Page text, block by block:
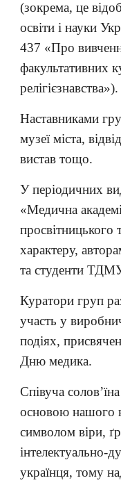
(зокрема, це
освіти і науки
437 «Про
факультативних
релігієзнавства»).
Наставниками
музеї міста,
вистав тощо.
У періодичних
«Медична
просвітницького
характеру,
та студенти
Куратори груп
участь у
подіях,
Дню медика.
Співуча
основою нашого
символом віри,
інтелектуально-
українця, тому